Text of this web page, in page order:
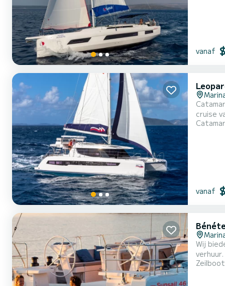
vanaf
cruise van een
vanaf
Wij
verhuur.
Zeilboot